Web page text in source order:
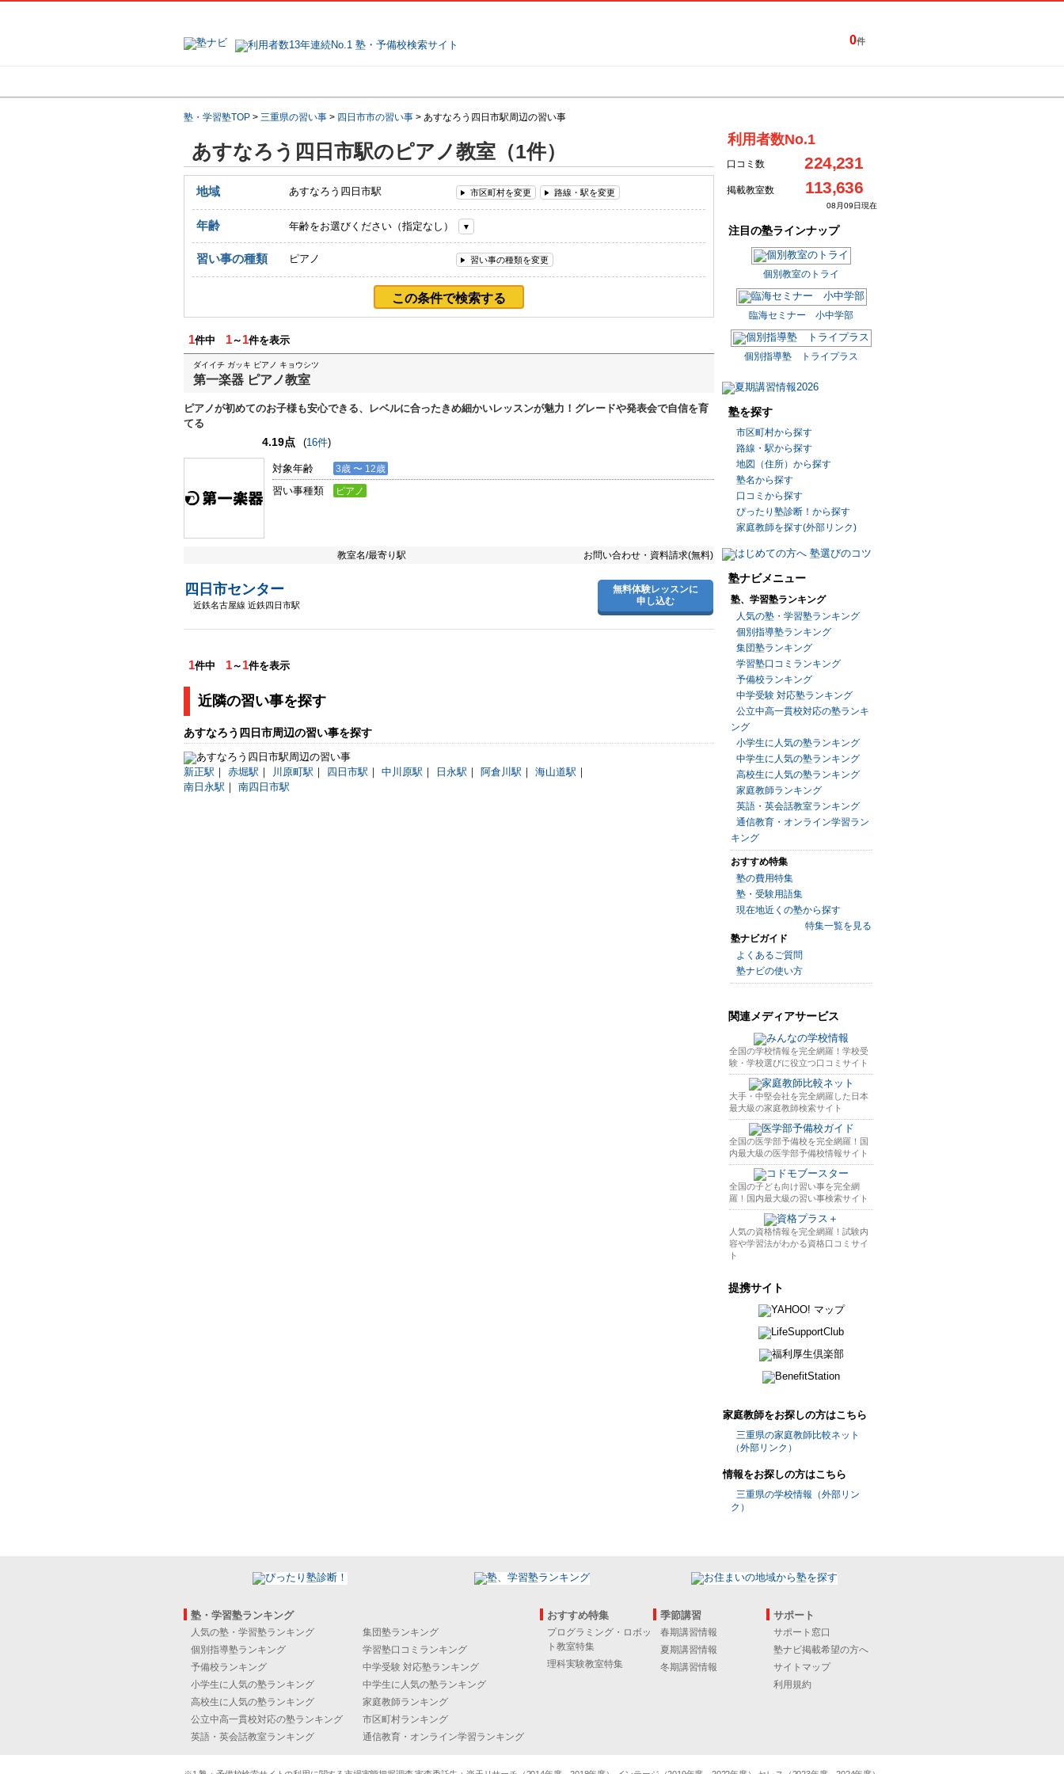
0件
塾・学習塾TOP > 三重県の習い事 > 四日市市の習い事 > あすなろう四日市駅周辺の習い事
あすなろう四日市駅のピアノ教室（1件）
地域 あすなろう四日市駅 市区町村を変更 路線・駅を変更
年齢 年齢をお選びください（指定なし）
習い事の種類 ピアノ 習い事の種類を変更
この条件で検索する
1件中 1～ 1件を表示
ダイイチ ガッキ ピアノ キョウシツ
第一楽器 ピアノ教室
ピアノが初めてのお子様も安心できる、レベルに合ったきめ細かいレッスンが魅力！グレードや発表会で自信を育
てる
4.19点 (16件)
対象年齢 3歳 〜 12歳
習い事種類 ピアノ
教室名/最寄り駅 お問い合わせ・資料請求(無料)
四日市センター
近鉄名古屋線 近鉄四日市駅
無料体験レッスンに
申し込む
1件中 1～ 1件を表示
近隣の習い事を探す
あすなろう四日市周辺の習い事を探す
新正駅 ｜ 赤堀駅 ｜ 川原町駅 ｜ 四日市駅 ｜ 中川原駅 ｜ 日永駅 ｜ 阿倉川駅 ｜ 海山道駅 ｜
南日永駅 ｜ 南四日市駅
利用者数No.1
口コミ数 224,231
掲載教室数 113,636
08月09日現在
注目の塾ラインナップ
個別教室のトライ
臨海セミナー 小中学部
個別指導塾 トライプラス
塾を探す
市区町村から探す
路線・駅から探す
地図（住所）から探す
塾名から探す
口コミから探す
ぴったり塾診断！から探す
家庭教師を探す(外部リンク)
塾ナビメニュー
塾、学習塾ランキング
人気の塾・学習塾ランキング
個別指導塾ランキング
集団塾ランキング
学習塾口コミランキング
予備校ランキング
中学受験 対応塾ランキング
公立中高一貫校対応の塾ランキ
ング
小学生に人気の塾ランキング
中学生に人気の塾ランキング
高校生に人気の塾ランキング
家庭教師ランキング
英語・英会話教室ランキング
通信教育・オンライン学習ラン
キング
おすすめ特集
塾の費用特集
塾・受験用語集
現在地近くの塾から探す
特集一覧を見る
塾ナビガイド
よくあるご質問
塾ナビの使い方
関連メディアサービス
全国の学校情報を完全網羅！学校受
験・学校選びに役立つ口コミサイト
大手・中堅会社を完全網羅した日本
最大級の家庭教師検索サイト
全国の医学部予備校を完全網羅！国
内最大級の医学部予備校情報サイト
全国の子ども向け習い事を完全網
羅！国内最大級の習い事検索サイト
人気の資格情報を完全網羅！試験内
容や学習法がわかる資格口コミサイ
ト
提携サイト
家庭教師をお探しの方はこちら
三重県の家庭教師比較ネット
（外部リンク）
情報をお探しの方はこちら
三重県の学校情報（外部リン
ク）
塾・学習塾ランキング
人気の塾・学習塾ランキング
集団塾ランキング
個別指導塾ランキング
学習塾口コミランキング
予備校ランキング
中学受験 対応塾ランキング
小学生に人気の塾ランキング
中学生に人気の塾ランキング
高校生に人気の塾ランキング
家庭教師ランキング
公立中高一貫校対応の塾ランキング
市区町村ランキング
英語・英会話教室ランキング
通信教育・オンライン学習ランキング
おすすめ特集
プログラミング・ロボッ
ト教室特集
理科実験教室特集
季節講習
春期講習情報
夏期講習情報
冬期講習情報
サポート
サポート窓口
塾ナビ掲載希望の方へ
サイトマップ
利用規約